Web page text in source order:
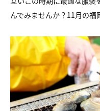
んでみませんか？11月の